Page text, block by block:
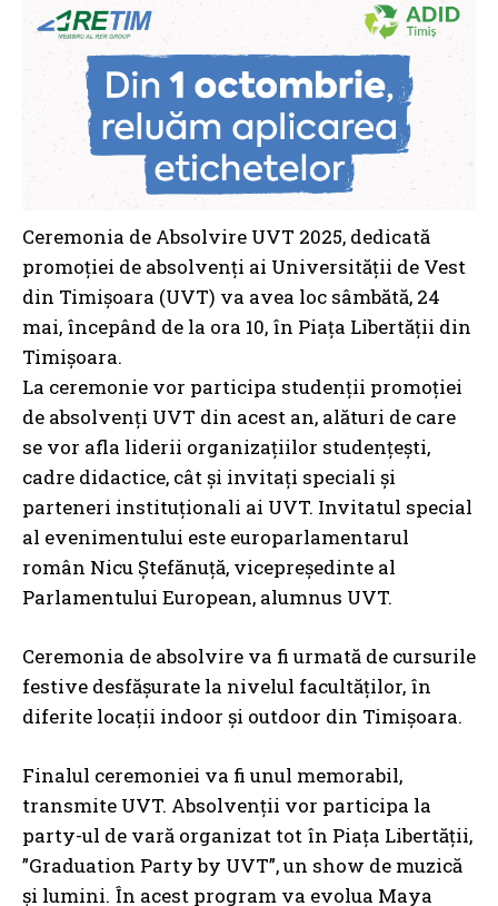
Ceremonia de Absolvire UVT 2025, dedicată
promoției de absolvenți ai Universității de Vest
din Timișoara (UVT) va avea loc sâmbătă, 24
mai, începând de la ora 10, în Piața Libertății din
Timișoara.
La ceremonie vor participa studenții promoției
de absolvenți UVT din acest an, alături de care
se vor afla liderii organizațiilor studențești,
cadre didactice, cât și invitați speciali și
parteneri instituționali ai UVT. Invitatul special
al evenimentului este europarlamentarul
român Nicu Ștefănuță, vicepreședinte al
Parlamentului European, alumnus UVT.
Ceremonia de absolvire va fi urmată de cursurile
festive desfășurate la nivelul facultăților, în
diferite locații indoor și outdoor din Timișoara.
Finalul ceremoniei va fi unul memorabil,
transmite UVT. Absolvenții vor participa la
party-ul de vară organizat tot în Piața Libertății,
”Graduation Party by UVT”, un show de muzică
și lumini. În acest program va evolua Maya